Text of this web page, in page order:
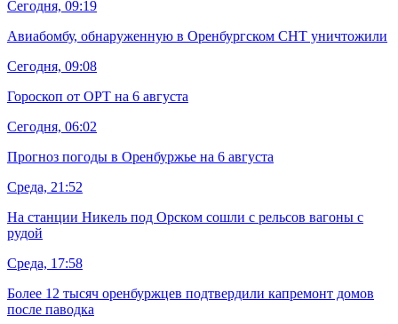
Сегодня, 09:19
Авиабомбу, обнаруженную в Оренбургском СНТ уничтожили
Сегодня, 09:08
Гороскоп от ОРТ на 6 августа
Сегодня, 06:02
Прогноз погоды в Оренбуржье на 6 августа
Среда, 21:52
На станции Никель под Орском сошли с рельсов вагоны с
рудой
Среда, 17:58
Более 12 тысяч оренбуржцев подтвердили капремонт домов
после паводка